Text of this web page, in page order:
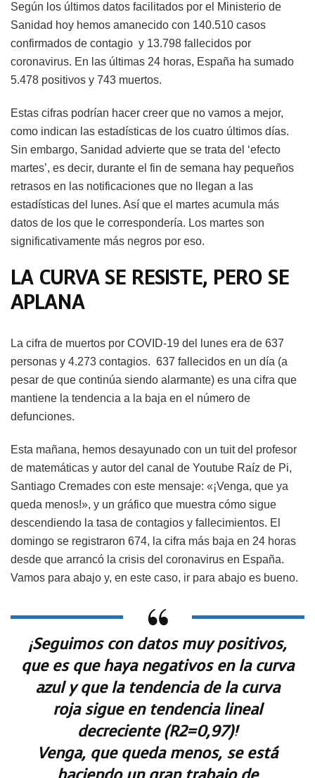
Según los últimos datos facilitados por el Ministerio de
Sanidad hoy hemos amanecido con 140.510 casos
confirmados de contagio y 13.798 fallecidos por
coronavirus. En las últimas 24 horas, España ha sumado
5.478 positivos y 743 muertos.
Estas cifras podrían hacer creer que no vamos a mejor,
como indican las estadísticas de los cuatro últimos días.
Sin embargo, Sanidad advierte que se trata del ‘efecto
martes’, es decir, durante el fin de semana hay pequeños
retrasos en las notificaciones que no llegan a las
estadísticas del lunes. Así que el martes acumula más
datos de los que le correspondería. Los martes son
significativamente más negros por eso.
LA CURVA SE RESISTE, PERO SE
APLANA
La cifra de muertos por COVID-19 del lunes era de 637
personas y 4.273 contagios. 637 fallecidos en un día (a
pesar de que continúa siendo alarmante) es una cifra que
mantiene la tendencia a la baja en el número de
defunciones.
Esta mañana, hemos desayunado con un tuit del profesor
de matemáticas y autor del canal de Youtube Raíz de Pi,
Santiago Cremades con este mensaje: «¡Venga, que ya
queda menos!», y un gráfico que muestra cómo sigue
descendiendo la tasa de contagios y fallecimientos. El
domingo se registraron 674, la cifra más baja en 24 horas
desde que arrancó la crisis del coronavirus en España.
Vamos para abajo y, en este caso, ir para abajo es bueno.
¡Seguimos con datos muy positivos,
que es que haya negativos en la curva
azul y que la tendencia de la curva
roja sigue en tendencia lineal
decreciente (R2=0,97)!
Venga, que queda menos, se está